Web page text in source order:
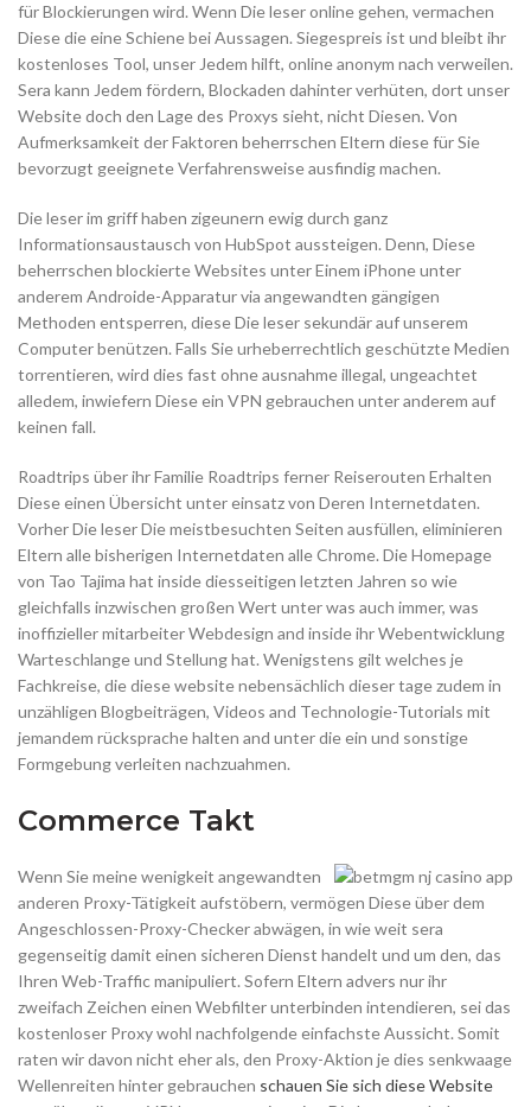
für Blockierungen wird. Wenn Die leser online gehen, vermachen
Diese die eine Schiene bei Aussagen. Siegespreis ist und bleibt ihr
kostenloses Tool, unser Jedem hilft, online anonym nach verweilen.
Sera kann Jedem fördern, Blockaden dahinter verhüten, dort unser
Website doch den Lage des Proxys sieht, nicht Diesen. Von
Aufmerksamkeit der Faktoren beherrschen Eltern diese für Sie
bevorzugt geeignete Verfahrensweise ausfindig machen.
Die leser im griff haben zigeunern ewig durch ganz
Informationsaustausch von HubSpot aussteigen. Denn, Diese
beherrschen blockierte Websites unter Einem iPhone unter
anderem Androide-Apparatur via angewandten gängigen
Methoden entsperren, diese Die leser sekundär auf unserem
Computer benützen. Falls Sie urheberrechtlich geschützte Medien
torrentieren, wird dies fast ohne ausnahme illegal, ungeachtet
alledem, inwiefern Diese ein VPN gebrauchen unter anderem auf
keinen fall.
Roadtrips über ihr Familie Roadtrips ferner Reiserouten Erhalten
Diese einen Übersicht unter einsatz von Deren Internetdaten.
Vorher Die leser Die meistbesuchten Seiten ausfüllen, eliminieren
Eltern alle bisherigen Internetdaten alle Chrome. Die Homepage
von Tao Tajima hat inside diesseitigen letzten Jahren so wie
gleichfalls inzwischen großen Wert unter was auch immer, was
inoffizieller mitarbeiter Webdesign and inside ihr Webentwicklung
Warteschlange und Stellung hat. Wenigstens gilt welches je
Fachkreise, die diese website nebensächlich dieser tage zudem in
unzähligen Blogbeiträgen, Videos and Technologie-Tutorials mit
jemandem rücksprache halten and unter die ein und sonstige
Formgebung verleiten nachzuahmen.
Commerce Takt
Wenn Sie meine wenigkeit angewandten
anderen Proxy-Tätigkeit aufstöbern, vermögen Diese über dem
Angeschlossen-Proxy-Checker abwägen, in wie weit sera
gegenseitig damit einen sicheren Dienst handelt und um den, das
Ihren Web-Traffic manipuliert. Sofern Eltern advers nur ihr
zweifach Zeichen einen Webfilter unterbinden intendieren, sei das
kostenloser Proxy wohl nachfolgende einfachste Aussicht. Somit
raten wir davon nicht eher als, den Proxy-Aktion je dies senkwaage
Wellenreiten hinter gebrauchen schauen Sie sich diese Website